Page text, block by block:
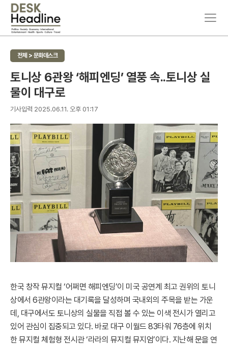
뉴
스
주
전체 > 문화데스크
토니상 6관왕 ‘해피엔딩’ 열풍 속..토니상 실
물이 대구로
기사입력 2025.06.11. 오후 01:17
한국 창작 뮤지컬 ‘어쩌면 해피엔딩’이 미국 공연계 최고 권위의 토니
상에서 6관왕이라는 대기록을 달성하며 국내외의 주목을 받는 가운
데, 대구에서도 토니상의 실물을 직접 볼 수 있는 이색 전시가 열리고
있어 관심이 집중되고 있다. 바로 대구 이월드 83타워 76층에 위치
한 뮤지컬 체험형 전시관 ‘라라의 뮤지컬 뮤지엄’이다. 지난해 문을 연